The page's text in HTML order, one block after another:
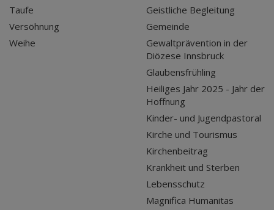
Taufe
Versöhnung
Weihe
Geistliche Begleitung
Gemeinde
Gewaltprävention in der
Diözese Innsbruck
Glaubensfrühling
Heiliges Jahr 2025 - Jahr der
Hoffnung
Kinder- und Jugendpastoral
Kirche und Tourismus
Kirchenbeitrag
Krankheit und Sterben
Lebensschutz
Magnifica Humanitas